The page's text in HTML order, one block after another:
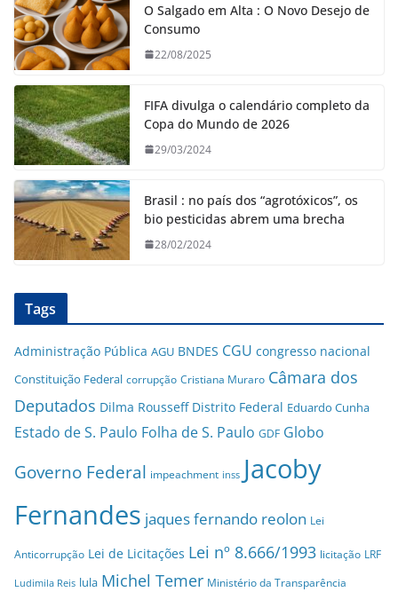
O Salgado em Alta : O Novo Desejo de
Consumo
22/08/2025
FIFA divulga o calendário completo da
Copa do Mundo de 2026
29/03/2024
Brasil : no país dos “agrotóxicos”, os
bio pesticidas abrem uma brecha
28/02/2024
Tags
Administração Pública AGU BNDES CGU congresso nacional
Constituição Federal corrupção Cristiana Muraro Câmara dos
Deputados Dilma Rousseff Distrito Federal Eduardo Cunha
Estado de S. Paulo Folha de S. Paulo GDF Globo
Governo Federal impeachment inss Jacoby
Fernandes jaques fernando reolon Lei
Anticorrupção Lei de Licitações Lei nº 8.666/1993 licitação LRF
Ludimila Reis lula Michel Temer Ministério da Transparência